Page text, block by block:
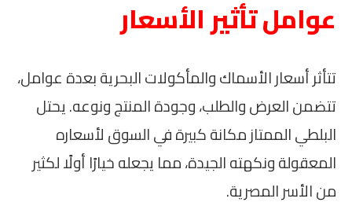
عوامل تأثير الأسعار
تتأثر أسعار الأسماك والمأكولات البحرية بعدة عوامل،
تتضمن العرض والطلب، وجودة المنتج ونوعه. يحتل
البلطي الممتاز مكانة كبيرة في السوق لأسعاره
المعقولة ونكهته الجيدة، مما يجعله خيارًا أولًا لكثير
من الأسر المصرية.